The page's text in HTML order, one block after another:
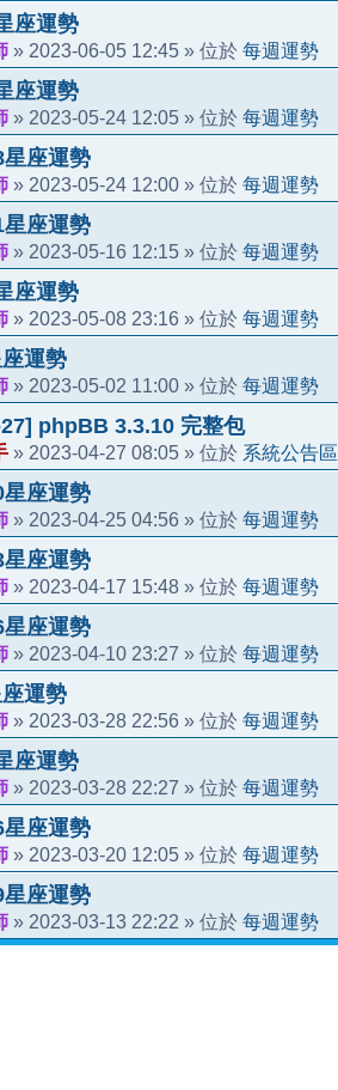
座運勢
» 2023-06-05 12:45 » 位於 每週運勢
座運勢
» 2023-05-24 12:05 » 位於 每週運勢
座運勢
» 2023-05-24 12:00 » 位於 每週運勢
座運勢
» 2023-05-16 12:15 » 位於 每週運勢
座運勢
» 2023-05-08 23:16 » 位於 每週運勢
運勢
» 2023-05-02 11:00 » 位於 每週運勢
phpBB 3.3.10 完整包
» 2023-04-27 08:05 » 位於 系統公告區
座運勢
» 2023-04-25 04:56 » 位於 每週運勢
座運勢
» 2023-04-17 15:48 » 位於 每週運勢
座運勢
» 2023-04-10 23:27 » 位於 每週運勢
運勢
» 2023-03-28 22:56 » 位於 每週運勢
座運勢
» 2023-03-28 22:27 » 位於 每週運勢
座運勢
» 2023-03-20 12:05 » 位於 每週運勢
座運勢
» 2023-03-13 22:22 » 位於 每週運勢